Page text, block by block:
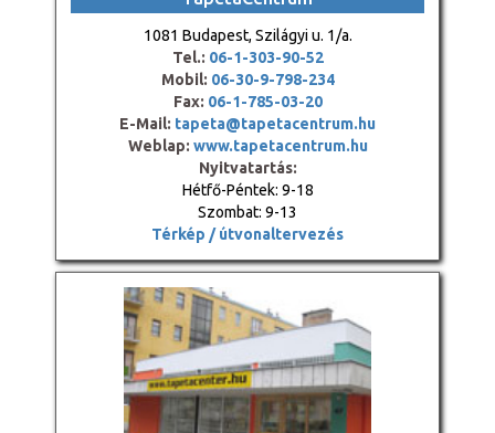
1081 Budapest, Szilágyi u. 1/a.
Tel.: 06-1-303-90-52
Mobil: 06-30-9-798-234
Fax: 06-1-785-03-20
E-Mail: tapeta@tapetacentrum.hu
Weblap: www.tapetacentrum.hu
Nyitvatartás:
Hétfő-Péntek: 9-18
Szombat: 9-13
Térkép / útvonaltervezés